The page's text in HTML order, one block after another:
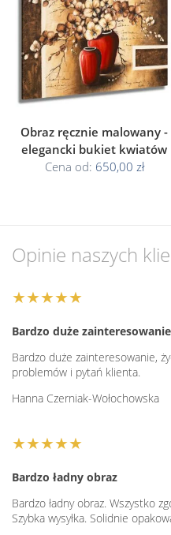
Obraz ręcznie malowany -
elegancki bukiet kwiatów
Cena od: 650,00 zł
Opinie naszych
★★★★★
Bardzo duże zainteresowanie
Bardzo duże zainteresowanie,
problemów i pytań klienta.
Hanna Czerniak-Wołochowska
★★★★★
Bardzo ładny obraz
Bardzo ładny obraz. Wszystko
Szybka wysyłka. Solidnie